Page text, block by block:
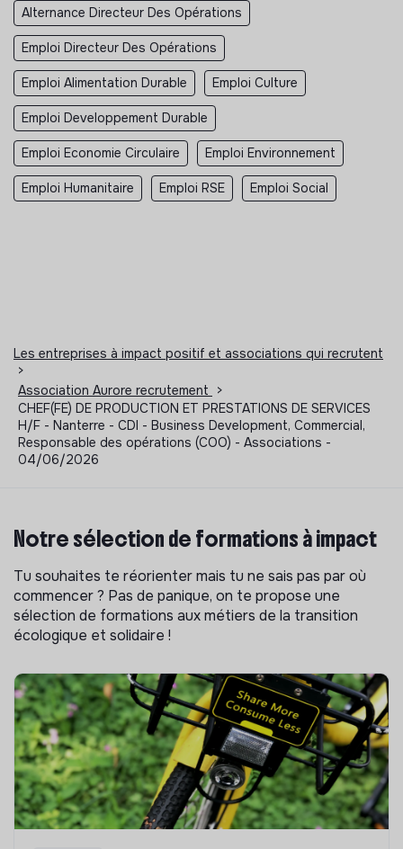
Alternance Directeur Des Opérations
Emploi Directeur Des Opérations
Emploi Alimentation Durable Emploi Culture
Emploi Developpement Durable
Emploi Economie Circulaire Emploi Environnement
Emploi Humanitaire Emploi RSE Emploi Social
Les entreprises à impact positif et associations qui recrutent
>
Association Aurore recrutement
>
CHEF(FE) DE PRODUCTION ET PRESTATIONS DE SERVICES
H/F - Nanterre - CDI - Business Development, Commercial,
Responsable des opérations (COO) - Associations -
04/06/2026
Notre sélection de formations à impact
Tu souhaites te réorienter mais tu ne sais pas par où
commencer ? Pas de panique, on te propose une
sélection de formations aux métiers de la transition
écologique et solidaire !